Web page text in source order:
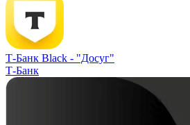
Т-Банк Black - "Досуг"
Т-Банк